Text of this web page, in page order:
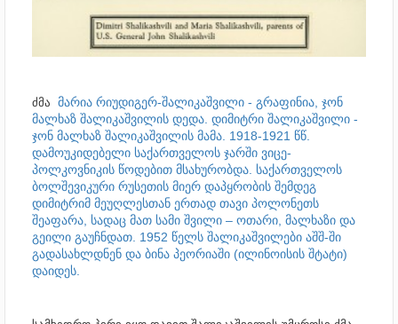
ძმა მარია რიუდიგერ-შალიკაშვილი - გრაფინია, ჯონ
მალხაზ შალიკაშვილის დედა. დიმიტრი შალიკაშვილი -
ჯონ მალხაზ შალიკაშვილის მამა. 1918-1921 წწ.
დამოუკიდებელი საქართველოს ჯარში ვიცე-
პოლკოვნიკის წოდებით მსახურობდა. საქართველოს
ბოლშევიკური რუსეთის მიერ დაპყრობის შემდეგ
დიმიტრიმ მეუღლესთან ერთად თავი პოლონეთს
შეაფარა, სადაც მათ სამი შვილი – ოთარი, მალხაზი და
გეილი გაუჩნდათ. 1952 წელს შალიკაშვილები აშშ-ში
გადასახლდნენ და ბინა პეორიაში (ილინოისის შტატი)
დაიდეს.